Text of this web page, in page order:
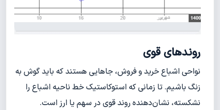
روندهای قوی
نواحی اشباع خرید و فروش، جاهایی هستند که باید گوش به
زنگ باشیم. تا زمانی که استوکاستیک خط ناحیه اشباع را
نشکسته، نشان‌دهنده روند قوی در سهم یا ارز است.